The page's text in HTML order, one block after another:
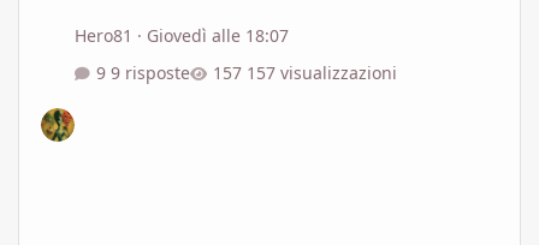
Hero81 · Giovedì alle 18:07
9 risposte
157 visualizzazioni